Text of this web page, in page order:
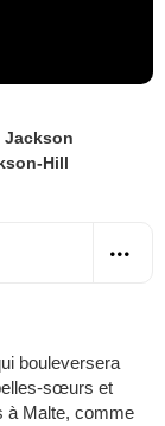
Jackson
Hill
bouleversera
sœurs et
à Malte, comme